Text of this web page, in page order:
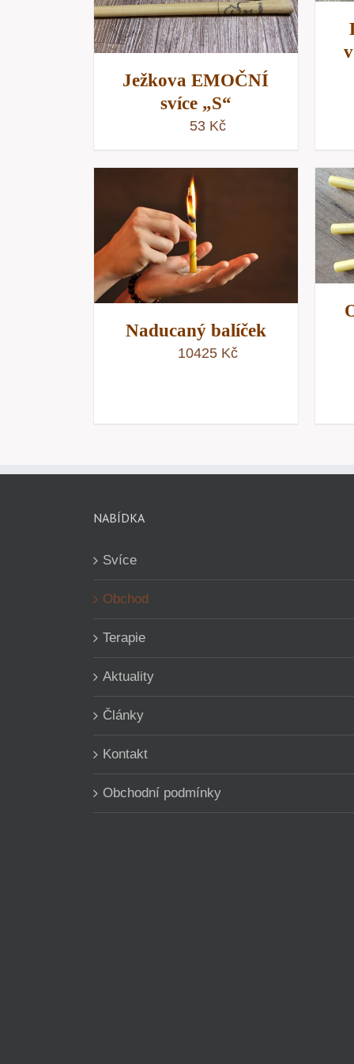
Ježkova EMOČNÍ
svíce „S“
53 Kč
Naducaný balíček
10425 Kč
PŘIDAT DO KOŠÍKU
RYCHLÝ NÁHLED
NABÍDKA
Svíce
Obchod
Terapie
Aktuality
Články
Kontakt
Obchodní podmínky